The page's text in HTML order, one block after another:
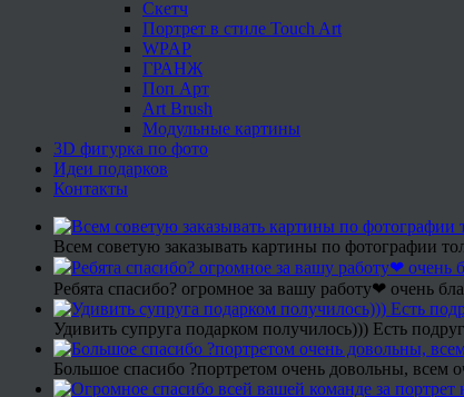
Скетч
Портрет в стиле Touch Art
WPAP
ГРАНЖ
Поп Арт
Art Brush
Модульные картины
3D фигурка по фото
Идеи подарков
Контакты
Всем советую заказывать картины по фотографии
Ребята спасибо? огромное за вашу работу❤ очень
Удивить супруга подарком получилось))) Есть
Большое спасибо ?портретом очень довольны, всем